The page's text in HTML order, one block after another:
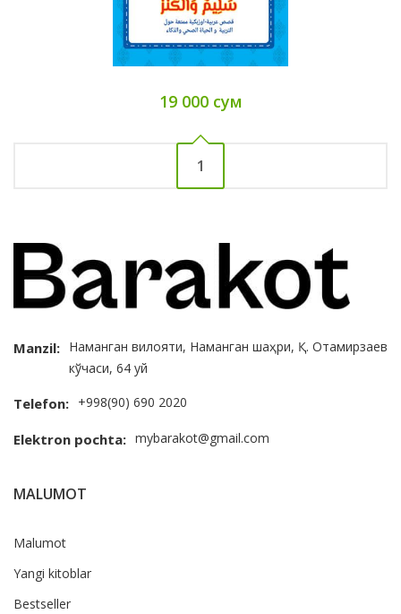
19 000 сум
1
Manzil: Наманган вилояти, Наманган шаҳри, Қ. Отамирзаев
кўчаси, 64 уй
Telefon: +998(90) 690 2020
Elektron pochta: mybarakot@gmail.com
MALUMOT
Malumot
Yangi kitoblar
Bestseller